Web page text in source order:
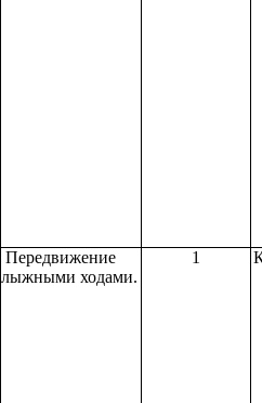
Передвижение
лыжными ходами.
1